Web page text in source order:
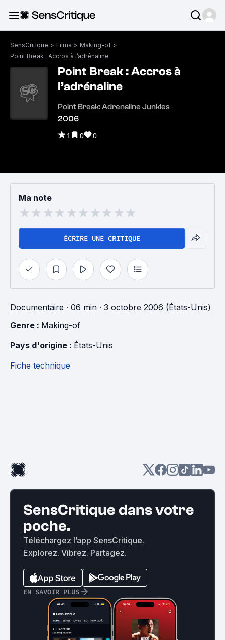
SensCritique > Films > Making-of >
Point Break : Accros à l’adrénaline
Point Break : Accros à
l’adrénaline
Point Break: Adrenaline Junkies
2006
1 0 0
Ma note
ÉCRIRE UNE CRITIQUE
Documentaire · 06 min · 3 octobre 2006 (États-Unis)
Genre : Making-of
Pays d'origine : États-Unis
Fiche technique
SensCritique dans votre
poche.
Téléchargez l’app SensCritique.
Explorez. Vibrez. Partagez.
EN SAVOIR PLUS